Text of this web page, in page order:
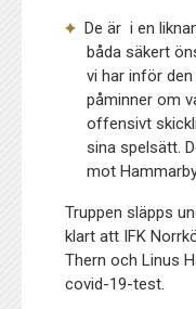
De är i en
båda säkert
vi har inför
påminner om
offensivt
sina spelsätt.
mot
Truppen släpps
klart att IFK
Thern och Linus
covid-19-test.